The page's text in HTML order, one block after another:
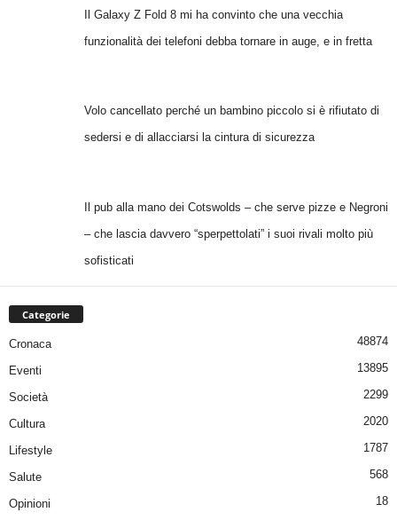
Il Galaxy Z Fold 8 mi ha convinto che una vecchia
funzionalità dei telefoni debba tornare in auge, e in fretta
Volo cancellato perché un bambino piccolo si è rifiutato di
sedersi e di allacciarsi la cintura di sicurezza
Il pub alla mano dei Cotswolds – che serve pizze e Negroni
– che lascia davvero “sperpettolati” i suoi rivali molto più
sofisticati
Categorie
Cronaca 48874
Eventi 13895
Società 2299
Cultura 2020
Lifestyle 1787
Salute 568
Opinioni 18